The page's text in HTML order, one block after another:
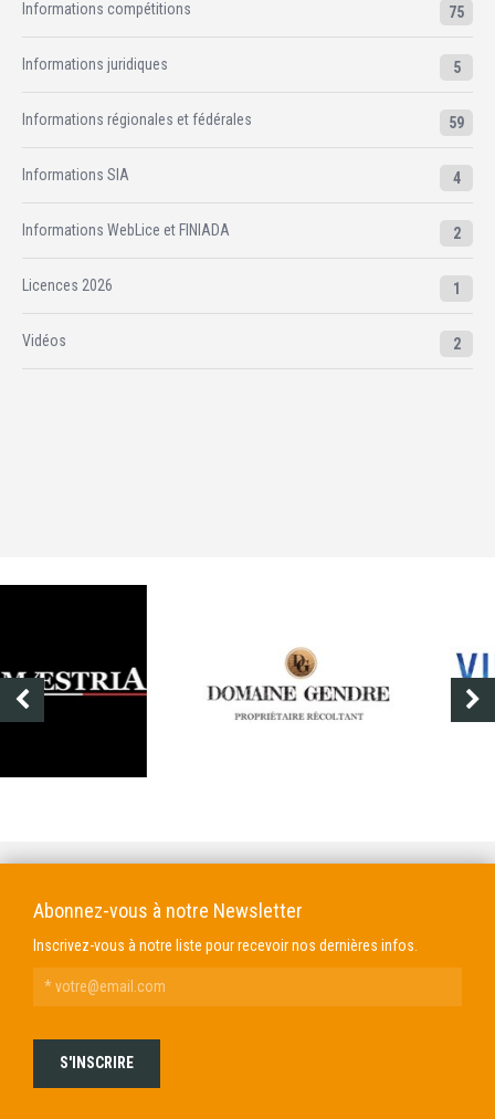
Informations compétitions 75
Informations juridiques 5
Informations régionales et fédérales 59
Informations SIA 4
Informations WebLice et FINIADA 2
Licences 2026 1
Vidéos 2
Abonnez-vous à notre Newsletter
Inscrivez-vous à notre liste pour recevoir nos dernières infos.